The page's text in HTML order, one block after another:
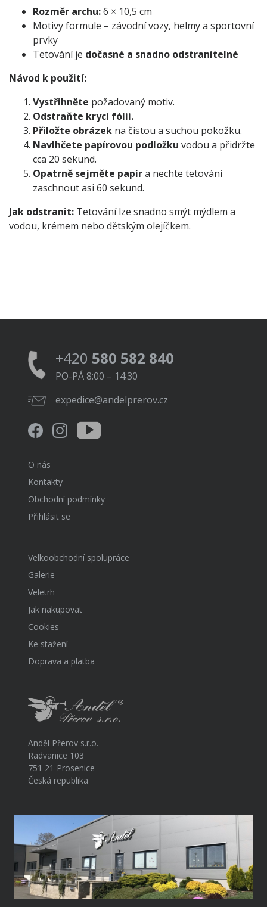
Rozměr archu:6 × 10,5 cm
Motivy formule – závodní vozy, helmy a sportovní
prvky
Tetování je dočasné a snadno odstranitelné
Návod k použití:
Vystřihněte požadovaný motiv.
Odstraňte krycí fólii.
Přiložte obrázek na čistou a suchou pokožku.
Navlhčete papírovou podložku vodou a přidržte
cca 20 sekund.
Opatrně sejměte papíra nechte tetování
zaschnout asi 60 sekund.
Jak odstranit: Tetování lze snadno smýt mýdlem a
vodou, krémem nebo dětským olejíčkem.
+420 580 582 840
PO-PÁ 8:00 – 14:30
expedice@andelprerov.cz
O nás
Kontakty
Obchodní podmínky
Přihlásit se
Velkoobchodní spolupráce
Galerie
Veletrh
Jak nakupovat
Cookies
Ke stažení
Doprava a platba
Anděl Přerov s.r.o.
Radvanice 103
751 21 Prosenice
Česká republika